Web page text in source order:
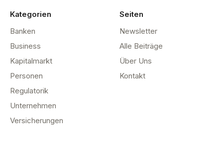
Kategorien
Banken
Business
Kapitalmarkt
Personen
Regulatorik
Unternehmen
Versicherungen
Seiten
Newsletter
Alle Beiträge
Über Uns
Kontakt